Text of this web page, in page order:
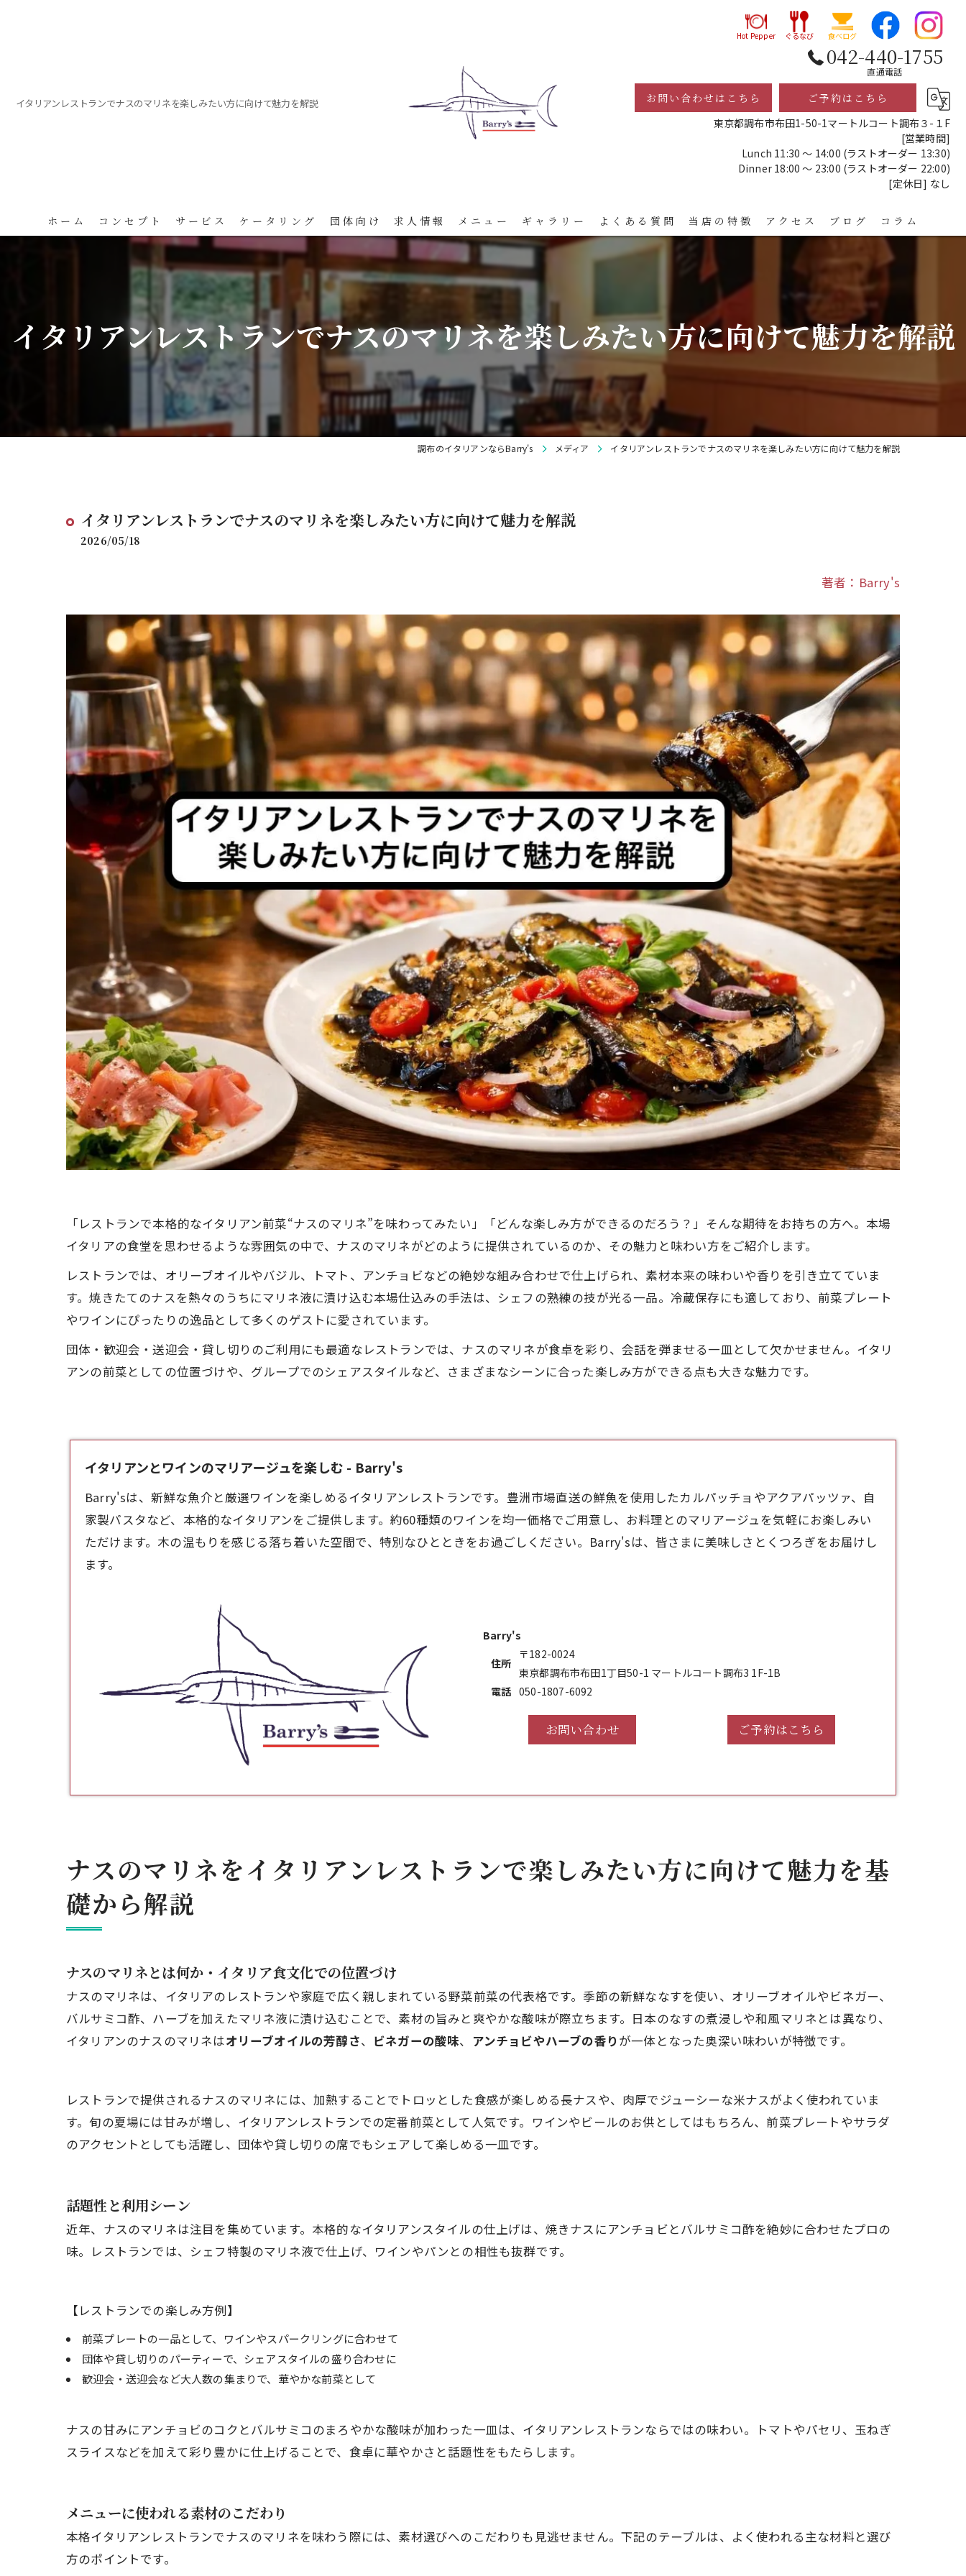
イタリアンレストランでナスのマリネを楽しみたい方に向けて魅力を解説
Hot Pepper ぐるなび 食べログ
042-440-1755
直通電話
お問い合わせはこちら
ご予約はこちら
東京都調布市布田1-50-1マートルコート調布３-１F
[営業時間]
Lunch 11:30 ～ 14:00 (ラストオーダー 13:30)
Dinner 18:00 ～ 23:00 (ラストオーダー 22:00)
[定休日] なし
ホーム コンセプト サービス ケータリング 団体向け 求人情報 メニュー ギャラリー よくある質問 当店の特徴
レストラン
ディナー
宴会
貸切
アクセス ブログ コラム
イタリアンレストランでナスのマリネを楽しみたい方に向けて魅力を解説
調布のイタリアンならBarry's メディア イタリアンレストランでナスのマリネを楽しみたい方に向けて魅力を解説
イタリアンレストランでナスのマリネを楽しみたい方に向けて魅力を解説
2026/05/18
著者：Barry's
「レストランで本格的なイタリアン前菜“ナスのマリネ”を味わってみたい」「どんな楽しみ方ができるのだろう？」そんな期待をお持ちの方へ。本場
イタリアの食堂を思わせるような雰囲気の中で、ナスのマリネがどのように提供されているのか、その魅力と味わい方をご紹介します。
レストランでは、オリーブオイルやバジル、トマト、アンチョビなどの絶妙な組み合わせで仕上げられ、素材本来の味わいや香りを引き立てていま
す。焼きたてのナスを熱々のうちにマリネ液に漬け込む本場仕込みの手法は、シェフの熟練の技が光る一品。冷蔵保存にも適しており、前菜プレート
やワインにぴったりの逸品として多くのゲストに愛されています。
団体・歓迎会・送迎会・貸し切りのご利用にも最適なレストランでは、ナスのマリネが食卓を彩り、会話を弾ませる一皿として欠かせません。イタリ
アンの前菜としての位置づけや、グループでのシェアスタイルなど、さまざまなシーンに合った楽しみ方ができる点も大きな魅力です。
イタリアンとワインのマリアージュを楽しむ - Barry's
Barry'sは、新鮮な魚介と厳選ワインを楽しめるイタリアンレストランです。豊洲市場直送の鮮魚を使用したカルパッチョやアクアパッツァ、自
家製パスタなど、本格的なイタリアンをご提供します。約60種類のワインを均一価格でご用意し、お料理とのマリアージュを気軽にお楽しみい
ただけます。木の温もりを感じる落ち着いた空間で、特別なひとときをお過ごしください。Barry'sは、皆さまに美味しさとくつろぎをお届けし
ます。
Barry's
住所
〒182-0024
東京都調布市布田1丁目50-1 マートルコート調布3 1F-1B
電話 050-1807-6092
お問い合わせ ご予約はこちら
ナスのマリネをイタリアンレストランで楽しみたい方に向けて魅力を基
礎から解説
ナスのマリネとは何か・イタリア食文化での位置づけ
ナスのマリネは、イタリアのレストランや家庭で広く親しまれている野菜前菜の代表格です。季節の新鮮ななすを使い、オリーブオイルやビネガー、
バルサミコ酢、ハーブを加えたマリネ液に漬け込むことで、素材の旨みと爽やかな酸味が際立ちます。日本のなすの煮浸しや和風マリネとは異なり、
イタリアンのナスのマリネはオリーブオイルの芳醇さ、 ビネガーの酸味、 アンチョビやハーブの香りが一体となった奥深い味わいが特徴です。
レストランで提供されるナスのマリネには、加熱することでトロッとした食感が楽しめる長ナスや、肉厚でジューシーな米ナスがよく使われていま
す。旬の夏場には甘みが増し、イタリアンレストランでの定番前菜として人気です。ワインやビールのお供としてはもちろん、前菜プレートやサラダ
のアクセントとしても活躍し、団体や貸し切りの席でもシェアして楽しめる一皿です。
話題性と利用シーン
近年、ナスのマリネは注目を集めています。本格的なイタリアンスタイルの仕上げは、焼きナスにアンチョビとバルサミコ酢を絶妙に合わせたプロの
味。レストランでは、シェフ特製のマリネ液で仕上げ、ワインやパンとの相性も抜群です。
【レストランでの楽しみ方例】
前菜プレートの一品として、ワインやスパークリングに合わせて
団体や貸し切りのパーティーで、シェアスタイルの盛り合わせに
歓迎会・送迎会など大人数の集まりで、華やかな前菜として
ナスの甘みにアンチョビのコクとバルサミコのまろやかな酸味が加わった一皿は、イタリアンレストランならではの味わい。トマトやパセリ、玉ねぎ
スライスなどを加えて彩り豊かに仕上げることで、食卓に華やかさと話題性をもたらします。
メニューに使われる素材のこだわり
本格イタリアンレストランでナスのマリネを味わう際には、素材選びへのこだわりも見逃せません。下記のテーブルは、よく使われる主な材料と選び
方のポイントです。